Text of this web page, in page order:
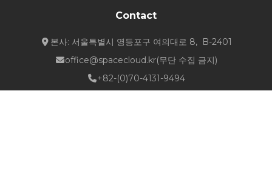
Contact
본사: 서울특별시 영등포구 여의대로 8, B-2401
office@spacecloud.kr(무단 수집 금지)
+82-(0)70-4131-9494